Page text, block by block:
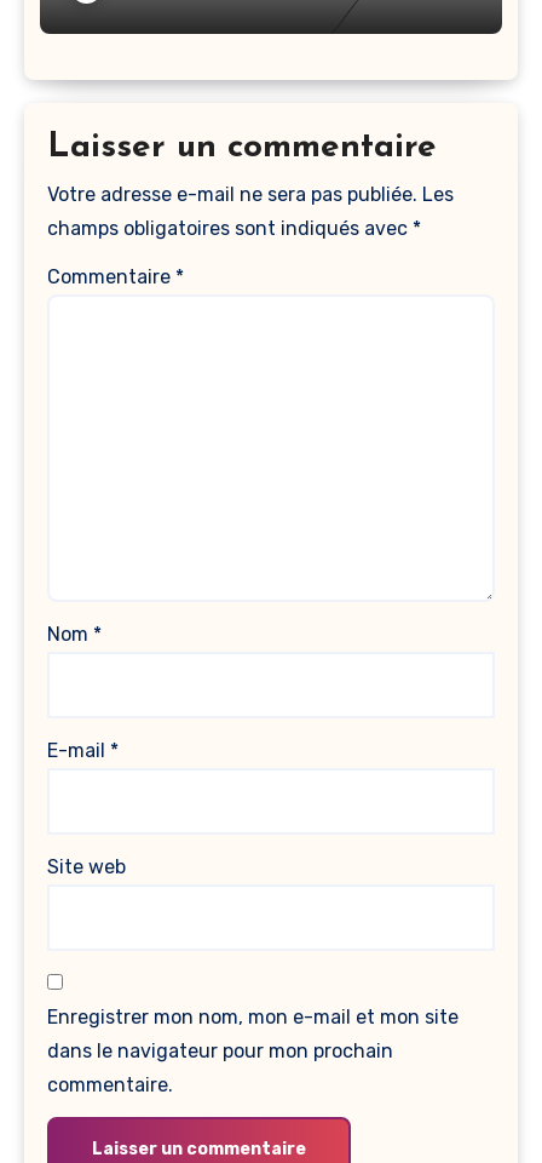
Laisser un commentaire
Votre adresse e-mail ne sera pas publiée. Les
champs obligatoires sont indiqués avec *
Commentaire *
Nom *
E-mail *
Site web
Enregistrer mon nom, mon e-mail et mon site
dans le navigateur pour mon prochain
commentaire.